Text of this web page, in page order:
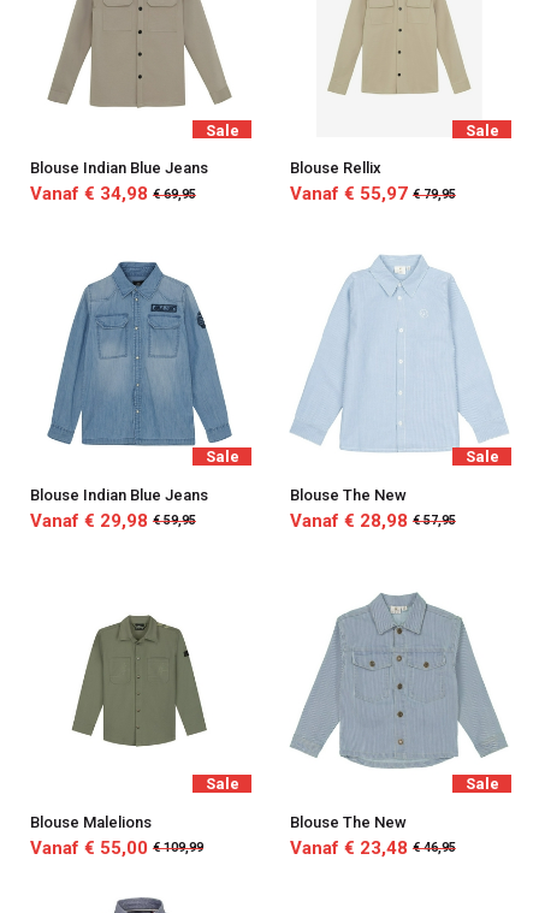
Sale
Blouse Indian Blue Jeans
Vanaf € 34,98 € 69,95
Sale
Blouse Rellix
Vanaf € 55,97 € 79,95
Sale
Blouse Indian Blue Jeans
Vanaf € 29,98 € 59,95
Sale
Blouse The New
Vanaf € 28,98 € 57,95
Sale
Blouse Malelions
Vanaf € 55,00 € 109,99
Sale
Blouse The New
Vanaf € 23,48 € 46,95